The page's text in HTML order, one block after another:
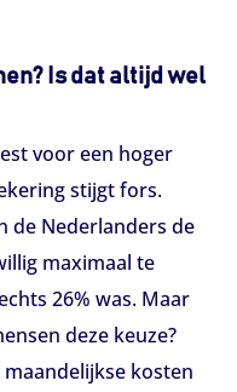
Is dat altijd wel
voor een hoger
stijgt fors.
de Nederlanders de
maximaal te
26% was. Maar
deze keuze?
kosten